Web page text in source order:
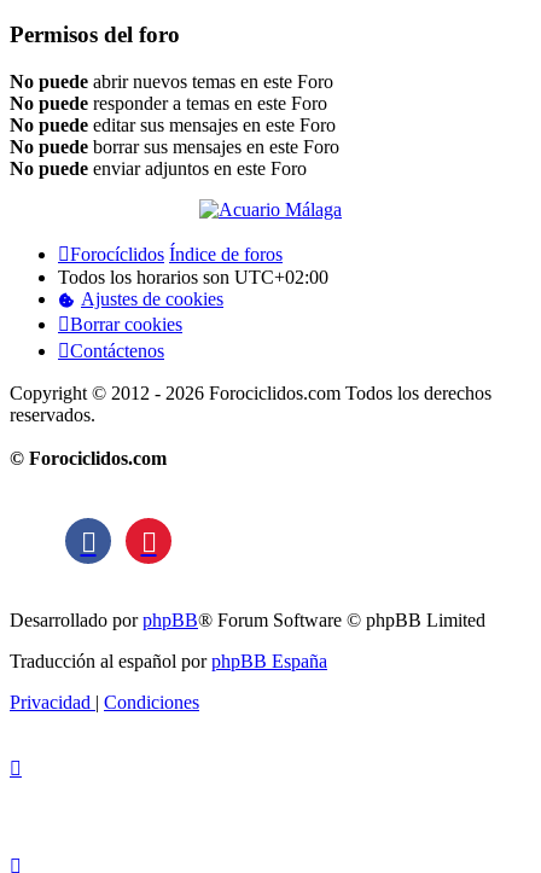
Permisos del foro
No puede abrir nuevos temas en este Foro
No puede responder a temas en este Foro
No puede editar sus mensajes en este Foro
No puede borrar sus mensajes en este Foro
No puede enviar adjuntos en este Foro
Forocíclidos Índice de foros
Todos los horarios son UTC+02:00
Ajustes de cookies
Borrar cookies
Contáctenos
Copyright © 2012 - 2026 Forociclidos.com Todos los derechos
reservados.
© Forociclidos.com
Desarrollado porphpBB® Forum Software © phpBB Limited
Traducción al español porphpBB España
Privacidad | Condiciones